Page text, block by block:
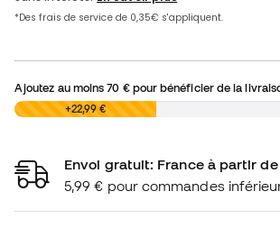
Ajoutez au moins70 €pour bénéficier de la
0,00 € +22,99 €
Envoi gratuit: France à partir
5,99 € pour commandes